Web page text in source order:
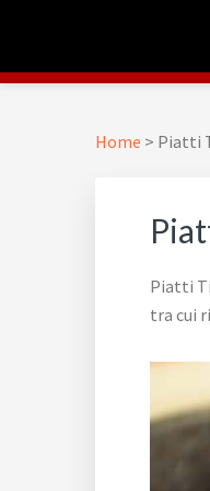
navigazione
contenuto
piè
footer
Krishna 13
Home > Piatti
Piatti
tra cui